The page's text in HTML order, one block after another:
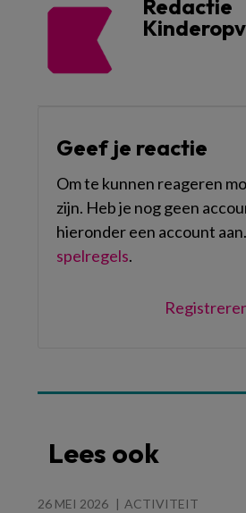
Redactie
Geef je reactie
Om te kunnen reageren
zijn. Heb je nog geen
hieronder een account aan.
spelregels.
Lees ook
26 MEI 2026 ACTIVITEIT